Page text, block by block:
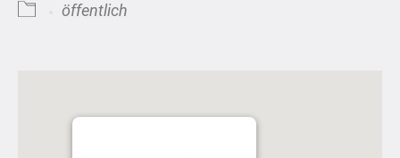
öffentlich